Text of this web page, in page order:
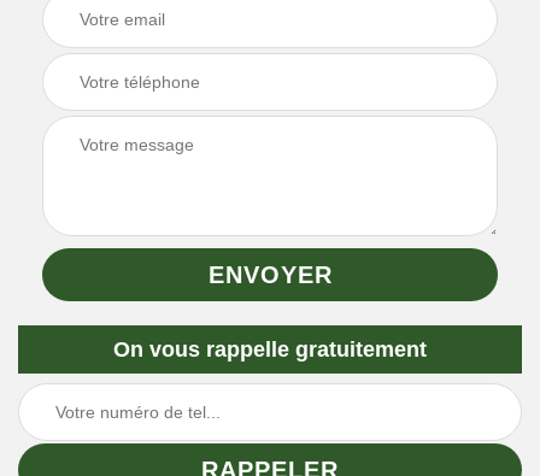
On vous rappelle gratuitement